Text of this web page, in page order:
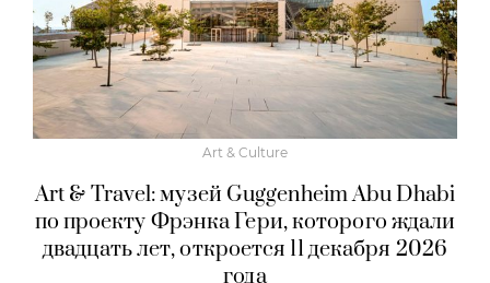
Art & Culture
Art & Travel: музей Guggenheim Abu Dhabi
по проекту Фрэнка Гери, которого ждали
двадцать лет, откроется 11 декабря 2026
года